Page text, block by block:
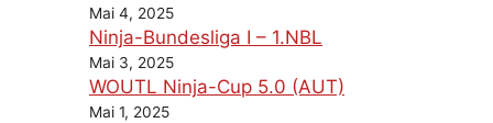
Mai 4, 2025
Ninja-Bundesliga I – 1.NBL
Mai 3, 2025
WOUTL Ninja-Cup 5.0 (AUT)
Mai 1, 2025